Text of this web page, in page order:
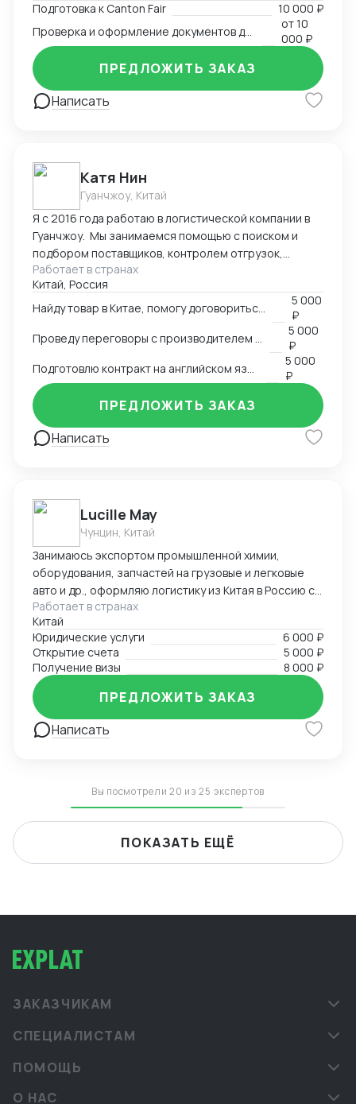
анализом и подбором ассортиментной матрицы.
Подготовка полного пакета документов включая
сертификацию, образцы, ввоз и оформление.
Оформление полного пакета документов для ТО и
доставки, просчет юнит экономики. Контроль
платежей через третьи страны и проверка
корректности Валютного контроля.
Подготовка к Canton Fair
10 000 ₽
от10
000 ₽
Написать
ПРЕДЛОЖИТЬ ЗАКАЗ
Катя Нин
Гуанчжоу, Китай
Я с 2016 года работаю в логистической компании в
Гуанчжоу. Мы занимаемся помощью с поиском и
подбором поставщиков, контролем отгрузок,
проверкой качества товара. В нашей компании
работает более 10 человек и мы всегда можем вам
помочь по любым вопросам связанным с заказом
Работает в странах
Китай, Россия
5 000
₽
5 000
₽
5 000
₽
Написать
ПРЕДЛОЖИТЬ ЗАКАЗ
Lucille May
Чунцин, Китай
Занимаюсь экспортом промышленной химии,
оборудования, запчастей на грузовые и легковые
авто и др., оформляю логистику из Китая в Россию со
всеми сопроводительными документами под ключ.
Предоставляю услуги вашего представительства в
Китае, помогаю с регистрацией компаний, а также
есть опыт в открытии и автоматизации онлайн
магазинов на платформах Taobao, 1688, Meituan,
Jingdong. Помогаю найти поставщиков, наладить
производство, вести переговоры с китайской
стороной. Занимаюсь поиском и отправкой товаров
Работает в странах
Китай
Юридические услуги
6 000 ₽
Открытие счета
5 000 ₽
Получение визы
8 000 ₽
Написать
ПРЕДЛОЖИТЬ ЗАКАЗ
Вы посмотрели 20 из 25 экспертов
ПОКАЗАТЬ ЕЩЁ
ЗАКАЗЧИКАМ
СПЕЦИАЛИСТАМ
ПОМОЩЬ
О НАС